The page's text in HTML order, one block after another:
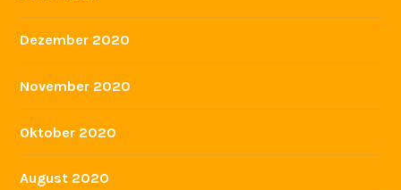
Dezember 2020
November 2020
Oktober 2020
August 2020